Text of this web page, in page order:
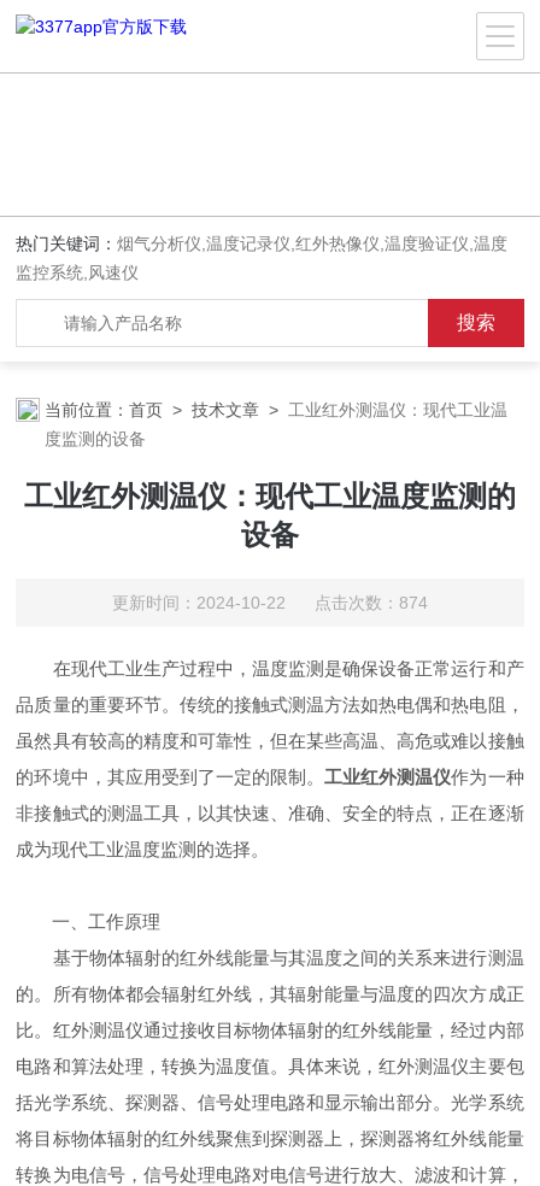
热门关键词：烟气分析仪,温度记录仪,红外热像仪,温度验证仪,温度
监控系统,风速仪
当前位置：首页 >技术文章 > 工业红外测温仪：现代工业温
度监测的设备
工业红外测温仪：现代工业温度监测的
设备
更新时间：2024-10-22 点击次数：874
在现代工业生产过程中，温度监测是确保设备正常运行和产
品质量的重要环节。传统的接触式测温方法如热电偶和热电阻，
虽然具有较高的精度和可靠性，但在某些高温、高危或难以接触
的环境中，其应用受到了一定的限制。工业红外测温仪作为一种
非接触式的测温工具，以其快速、准确、安全的特点，正在逐渐
成为现代工业温度监测的选择。
一、工作原理
基于物体辐射的红外线能量与其温度之间的关系来进行测温
的。所有物体都会辐射红外线，其辐射能量与温度的四次方成正
比。红外测温仪通过接收目标物体辐射的红外线能量，经过内部
电路和算法处理，转换为温度值。具体来说，红外测温仪主要包
括光学系统、探测器、信号处理电路和显示输出部分。光学系统
将目标物体辐射的红外线聚焦到探测器上，探测器将红外线能量
转换为电信号，信号处理电路对电信号进行放大、滤波和计算，